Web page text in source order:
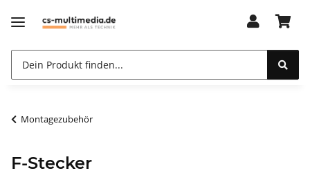
Montagezubehör
F-Stecker